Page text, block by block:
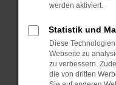
Starte dein
Probleme zu
Stelle sicher,
sind.
werden aktiviert.
Statistik und
Diese
Webseite zu
zu verbessern.
die von dritten